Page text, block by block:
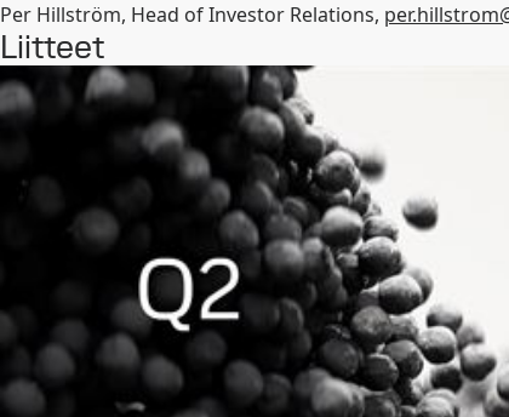
Per Hillström, Head of Investor Relations,
Liitteet